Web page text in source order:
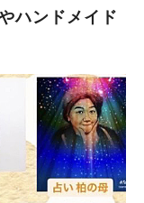
市おおたかの森北１
ー
とか！ コンサ
ですよ♪ 予約：
ハンドメイド